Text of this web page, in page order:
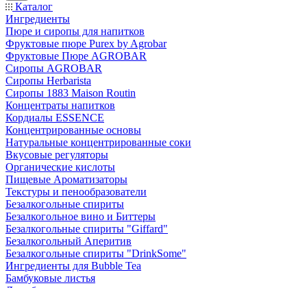
Каталог
Ингредиенты
Пюре и сиропы для напитков
Фруктовые пюре Purex by Agrobar
Фруктовые Пюре AGROBAR
Сиропы AGROBAR
Сиропы Herbarista
Сиропы 1883 Maison Routin
Концентраты напитков
Кордиалы ESSENCE
Концентрированные основы
Натуральные концентрированные соки
Вкусовые регуляторы
Органические кислоты
Пищевые Ароматизаторы
Текстуры и пенообразователи
Безалкогольные спириты
Безалкогольное вино и Биттеры
Безалкогольные спириты "Giffard"
Безалкогольный Аперитив
Безалкогольные спириты "DrinkSome"
Ингредиенты для Bubble Tea
Бамбуковые листья